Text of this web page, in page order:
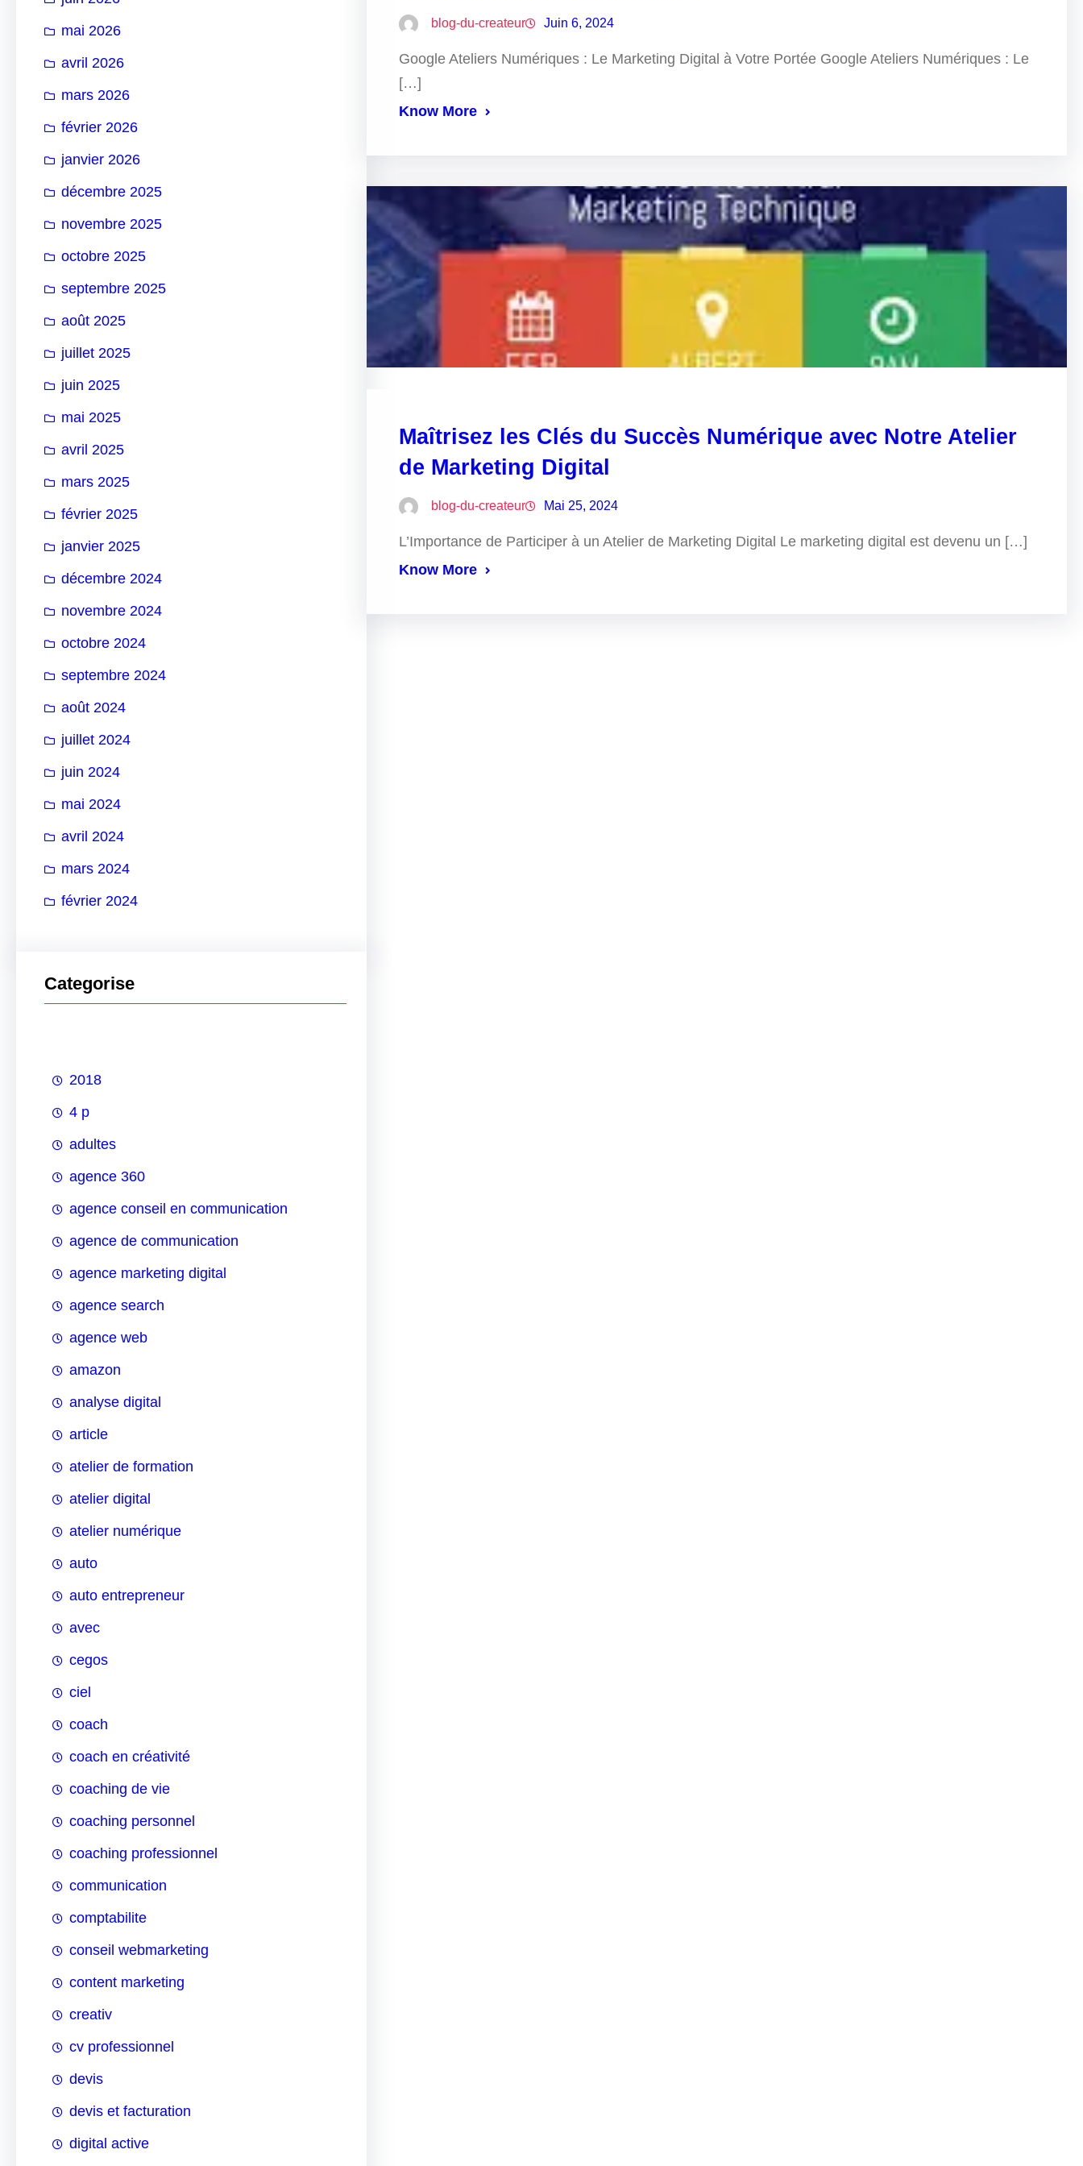
mai 2026
avril 2026
mars 2026
février 2026
janvier 2026
décembre 2025
novembre 2025
octobre 2025
septembre 2025
août 2025
juillet 2025
juin 2025
mai 2025
avril 2025
mars 2025
février 2025
janvier 2025
décembre 2024
novembre 2024
octobre 2024
septembre 2024
août 2024
juillet 2024
juin 2024
mai 2024
avril 2024
mars 2024
février 2024
Categorise
2018
4 p
adultes
agence 360
agence conseil en communication
agence de communication
agence marketing digital
agence search
agence web
amazon
analyse digital
article
atelier de formation
atelier digital
atelier numérique
auto
auto entrepreneur
avec
cegos
ciel
coach
coach en créativité
coaching de vie
coaching personnel
coaching professionnel
communication
comptabilite
conseil webmarketing
content marketing
creativ
cv professionnel
devis
devis et facturation
digital active
blog-du-createur Juin 6, 2024
Google Ateliers Numériques : Le Marketing Digital à Votre Portée Google Ateliers Numériques : Le
[…]
Know More
Maîtrisez les Clés du Succès Numérique avec Notre Atelier
de Marketing Digital
blog-du-createur Mai 25, 2024
L’Importance de Participer à un Atelier de Marketing Digital Le marketing digital est devenu un […]
Know More